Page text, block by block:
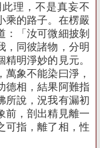
理，不是真妄不
乘的路子。在楞嚴
：「汝可微細披剝
，同彼諸物，分明
明淨妙的見元。
象不能染曰淨，
德相，結果阿難指
所說，況我有漏初
前，剖出精見離一
可指，離了相，性